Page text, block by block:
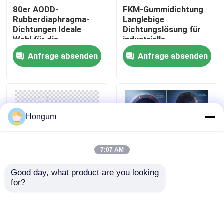
Werksbesichtigung
Qualitätskontrolle
Neuigkeiten
Rechtssachen
Bitte um ein Angebot
80er AODD-
Rubberdiaphragma-
Dichtungen Ideale
Wahl für die
Aufrechterhaltung der
Druckintegrität in
pneumatischen und
Systemen
Anfrage absenden
FKM-Gummidichtung
Langlebige
Dichtungslösung für
industrielle
Anwendungen,
beständig gegen
Chemikalien und
Temperaturen
Anfrage absenden
Chemische
Hongum
7:07 AM
Good day, what product are you looking
for?